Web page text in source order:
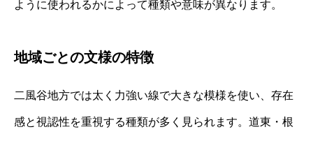
ように使われるかによって種類や意味が異なります。
地域ごとの文様の特徴
二風谷地方では太く力強い線で大きな模様を使い、存在
感と視認性を重視する種類が多く見られます。道東・根